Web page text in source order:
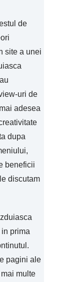
de
site a unei
uri de
adesea
dupa
beneficii
discutam
prima
pagini ale
multe